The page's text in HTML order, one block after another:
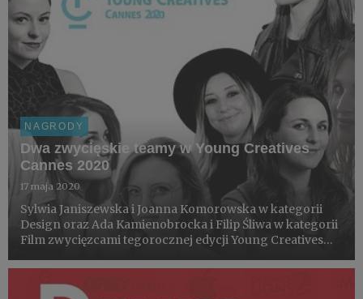
NAGRODY
Dwa zwycięskie teamy w Young Creatives
Cannes 2020
17 maja 2020
Sylwia Janiszewska i Joanna Komorowska w kategorii
Design oraz Ada Kamienobrocka i Filip Śliwa w kategorii
Film zwycięzcami tegorocznej edycji Young Creatives